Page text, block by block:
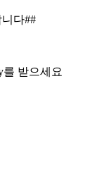
다##
받으세요